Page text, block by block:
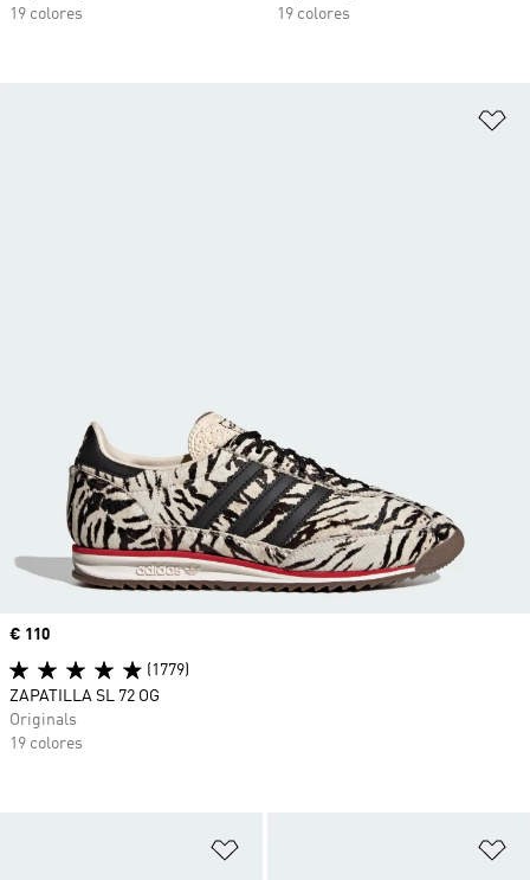
19 colores
19 colores
Precio
€ 110
(1779)
ZAPATILLA SL 72 OG
Originals
19 colores